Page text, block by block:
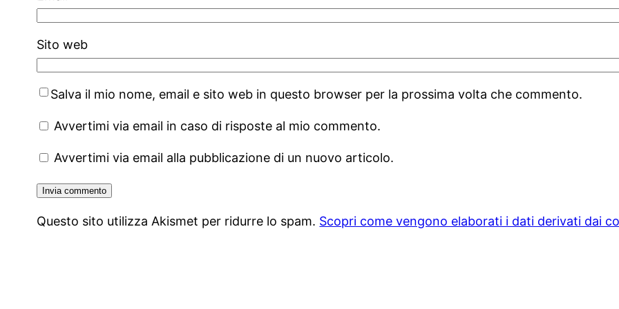
Sito web
Salva il mio nome, email e sito web in questo browser per la prossima volta che commento.
Avvertimi via email in caso di risposte al mio commento.
Avvertimi via email alla pubblicazione di un nuovo articolo.
Questo sito utilizza Akismet per ridurre lo spam. Scopri come vengono elaborati i dati derivati dai